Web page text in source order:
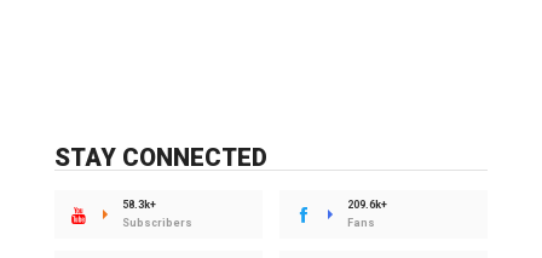
STAY CONNECTED
58.3k+
Subscribers
209.6k+
Fans